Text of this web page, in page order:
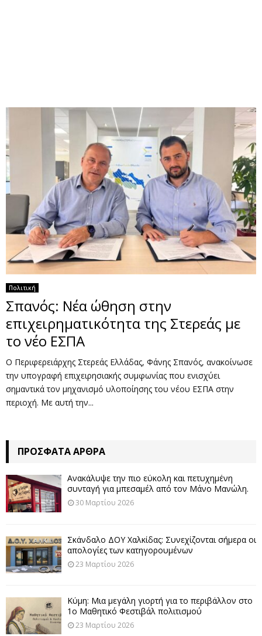
U
Πολιτική
Σπανός: Νέα ώθηση στην
επιχειρηματικότητα της Στερεάς με
το νέο ΕΣΠΑ
Ο Περιφερειάρχης Στερεάς Ελλάδας, Φάνης Σπανός, ανακοίνωσε
την υπογραφή επιχειρησιακής συμφωνίας που ενισχύει
σημαντικά τον μηχανισμό υλοποίησης του νέου ΕΣΠΑ στην
περιοχή. Με αυτή την...
ΠΡΌΣΦΑΤΑ ΆΡΘΡΑ
Ανακάλυψε την πιο εύκολη και πετυχημένη
συνταγή για μπεσαμέλ από τον Μάνο Μανώλη.
30 Μαρτίου 2026
Σκάνδαλο ΔΟΥ Χαλκίδας: Συνεχίζονται σήμερα οι
απολογίες των κατηγορουμένων
23 Μαρτίου 2026
Κύμη: Μια μεγάλη γιορτή για το περιβάλλον στο
1ο Μαθητικό Φεστιβάλ πολιτισμού
23 Μαρτίου 2026